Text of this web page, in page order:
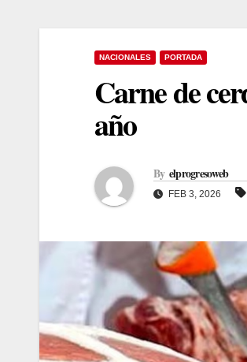
NACIONALES PORTADA
Carne de
año
By elprogresoweb
FEB 3, 2026